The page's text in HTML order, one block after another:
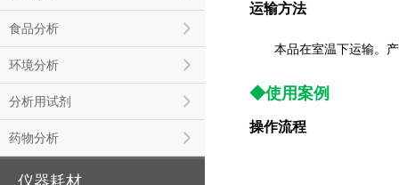
食品分析
环境分析
分析用试剂
药物分析
仪器耗材
运输方法
本品在室温下运输。产
◆使用案例
操作流程